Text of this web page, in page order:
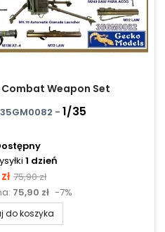
Weapon Set
- 1/35
1 dzień
Cena
podstawowa
75,90 zł
75,90 zł -7%
do koszyka